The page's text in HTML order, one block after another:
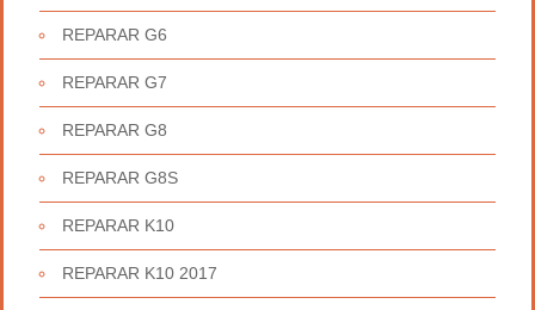
REPARAR G6
REPARAR G7
REPARAR G8
REPARAR G8S
REPARAR K10
REPARAR K10 2017